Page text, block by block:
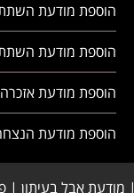
הוספת מודעת
הוספת מודעת
הוספת מודעת אזכרה
הוספת מודעת
אבל בעיתון